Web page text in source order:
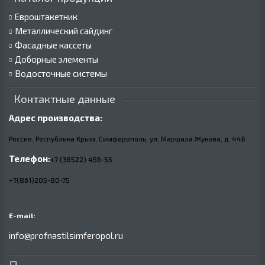
Евроштакетник
Металлический сайдинг
Фасадные кассеты
Доборные элементы
Водосточные системы
Контактные данные
Адрес производства:
Россия, Республика Крым, Симферополь, ул. Маршала Жукова, д. 44Б
Телефон:+7 (36522) 456-55
+7(861)205-80-75
E-mail:
info@profnastilsimferopol.ru